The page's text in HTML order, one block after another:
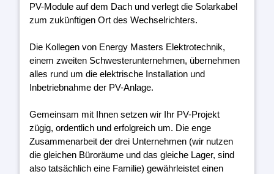
PV-Module auf dem Dach und verlegt die Solarkabel
zum zukünftigen Ort des Wechselrichters.
Die Kollegen von Energy Masters Elektrotechnik,
einem zweiten Schwesterunternehmen, übernehmen
alles rund um die elektrische Installation und
Inbetriebnahme der PV-Anlage.
Gemeinsam mit Ihnen setzen wir Ihr PV-Projekt
zügig, ordentlich und erfolgreich um. Die enge
Zusammenarbeit der drei Unternehmen (wir nutzen
die gleichen Büroräume und das gleiche Lager, sind
also tatsächlich eine Familie) gewährleistet einen